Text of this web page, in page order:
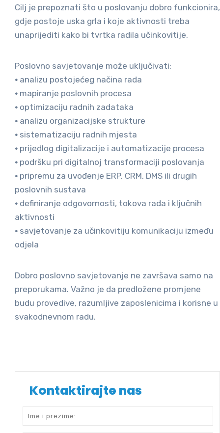
Cilj je prepoznati što u poslovanju dobro funkcionira,
gdje postoje uska grla i koje aktivnosti treba
unaprijediti kako bi tvrtka radila učinkovitije.
Poslovno savjetovanje može uključivati:
• analizu postojećeg načina rada
• mapiranje poslovnih procesa
• optimizaciju radnih zadataka
• analizu organizacijske strukture
• sistematizaciju radnih mjesta
• prijedlog digitalizacije i automatizacije procesa
• podršku pri digitalnoj transformaciji poslovanja
• pripremu za uvođenje ERP, CRM, DMS ili drugih
poslovnih sustava
• definiranje odgovornosti, tokova rada i ključnih
aktivnosti
• savjetovanje za učinkovitiju komunikaciju između
odjela
Dobro poslovno savjetovanje ne završava samo na
preporukama. Važno je da predložene promjene
budu provedive, razumljive zaposlenicima i korisne u
svakodnevnom radu.
Kontaktirajte nas